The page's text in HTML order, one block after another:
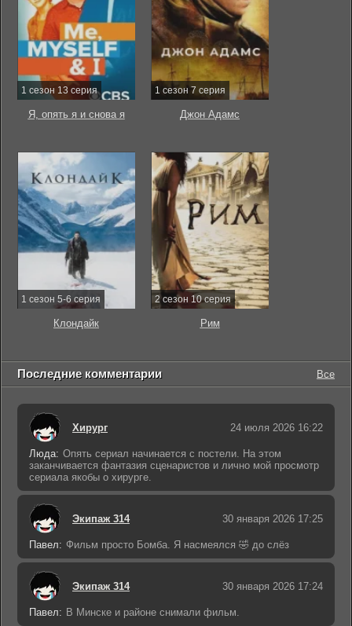
1 сезон 13 серия
Я, опять я и снова я
1 сезон 7 серия
Джон Адамс
1 сезон 5-6 серия
Клондайк
2 сезон 10 серия
Рим
Последние комментарии Все
Хирург 24 июля 2026 16:22
Люда: Опять сериал начинается с постели. На этом
заканчивается фантазия сценаристов и лично мой просмотр
сериала якобы о хирурге.
Экипаж 314 30 января 2026 17:25
Павел: Фильм просто Бомба. Я насмеялся 🤣 до слёз
Экипаж 314 30 января 2026 17:24
Павел: В Минске и районе снимали фильм.